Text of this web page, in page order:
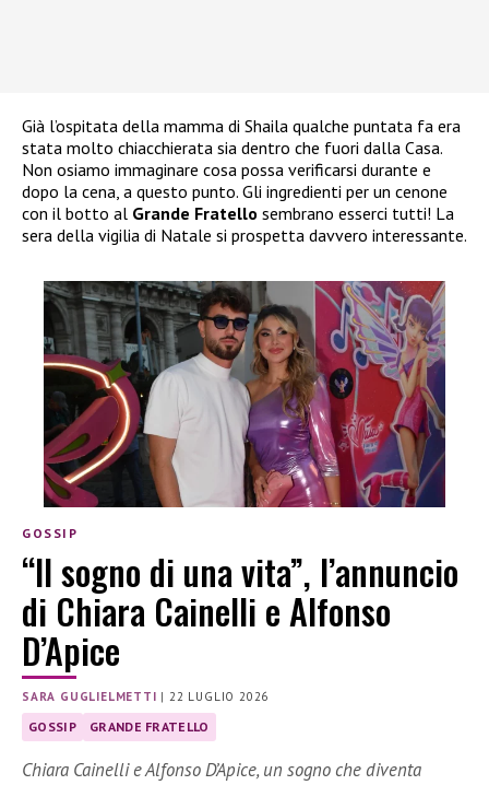
Già l’ospitata della mamma di Shaila qualche puntata fa era
stata molto chiacchierata sia dentro che fuori dalla Casa.
Non osiamo immaginare cosa possa verificarsi durante e
dopo la cena, a questo punto. Gli ingredienti per un cenone
con il botto al Grande Fratello sembrano esserci tutti! La
sera della vigilia di Natale si prospetta davvero interessante.
GOSSIP
“Il sogno di una vita”, l’annuncio
di Chiara Cainelli e Alfonso
D’Apice
SARA GUGLIELMETTI | 22 LUGLIO 2026
GOSSIP GRANDE FRATELLO
Chiara Cainelli e Alfonso D’Apice, un sogno che diventa